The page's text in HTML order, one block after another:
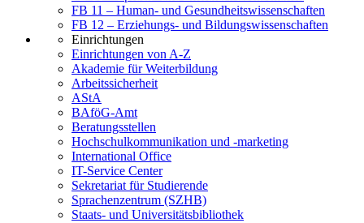
FB 11 – Human- und Gesundheitswissenschaften
FB 12 – Erziehungs- und Bildungswissenschaften
Einrichtungen
Einrichtungen von A-Z
Akademie für Weiterbildung
Arbeitssicherheit
AStA
BAföG-Amt
Beratungsstellen
Hochschulkommunikation und -marketing
International Office
IT-Service Center
Sekretariat für Studierende
Sprachenzentrum (SZHB)
Staats- und Universitätsbibliothek